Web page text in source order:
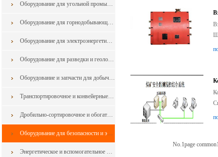
Оборудование для угольной промышленности из Китая
Оборудование для горнодобывающей промышленности из Китая
Оборудование для электроэнергетики из Китая
Оборудование для разведки и геологоразведки и запчасти в горной промышленности из китая
Оборудование и запчасти для добычи в горной промышленности из китая
Транспортировочное и конвейерные оборудование для горной промышленности из китая
Дробильно-сортировочное и обогатительное оборудование для горной промышленности из китая
Оборудование для безопасности и экологии для горной промышленности из китая
Энергетическое и вспомогательное оборудование из китая
No.1page